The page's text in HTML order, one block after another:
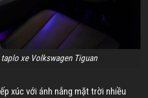
xe Volkswagen Tiguan
xúc với ánh nắng mặt trời nhiều